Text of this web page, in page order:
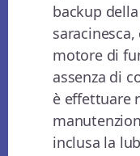
backup
motore di
assenza di
è effettuare
inclusa la